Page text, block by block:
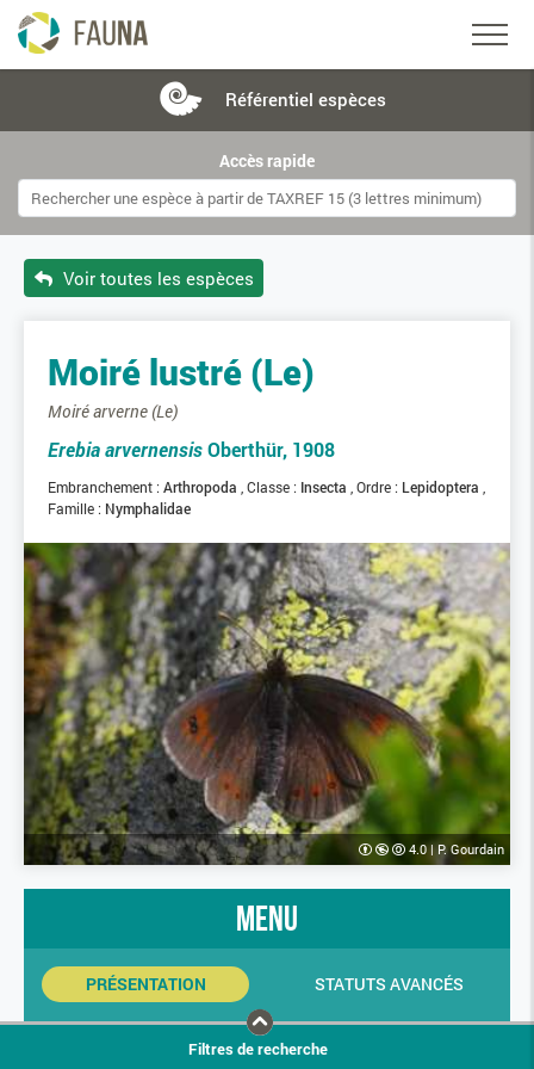
Référentiel espèces
Accès rapide
Voir toutes les espèces
Moiré lustré (Le)
Moiré arverne (Le)
Erebia arvernensisOberthür, 1908
Embranchement : Arthropoda Classe : Insecta Ordre : Lepidoptera
Famille : Nymphalidae
4.0|P. Gourdain
menu
PRÉSENTATION STATUTS AVANCÉS
INDICATEURS SINP
PHOTOS
Filtres de recherche